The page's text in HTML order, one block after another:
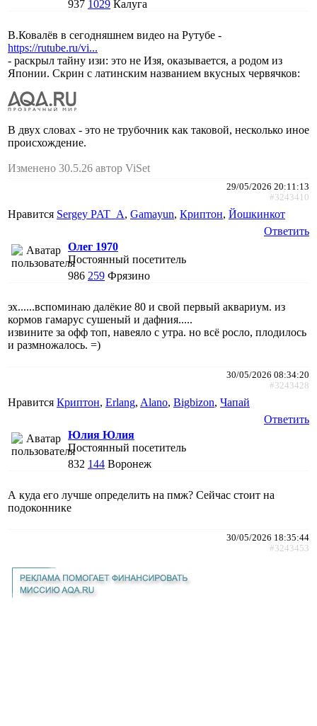
937 1029 Калуга
В.Ковалёв в сегодняшнем видео на Рутубе -
https://rutube.ru/vi...
- раскрыл тайну изи: это не Изя, оказывается, а родом из
Японии. Скрин с латинским названием вкусных червячков:
В двух словах - это не трубочник как таковой, несколько иное
происхождение.
Изменено 30.5.26 автор ViSet
29/05/2026 20:11:13
#3243410
Нравится Sergey PAT_A, Gamayun, Криптон, Йошкинкот
Ответить
Олег 1970
Постоянный посетитель
986 259 Фрязино
эх......вспоминаю далёкие 80 и свой первый аквариум. из
кормов гамарус сушеный и дафния.....
извините за офф топ, навеяло с утра. но всё росло, плодилось
и размножалось. =)
30/05/2026 08:34:20
#3243428
Нравится Криптон, Erlang, Alano, Bigbizon, Чапай
Ответить
Юлия Юлия
Постоянный посетитель
832 144 Воронеж
А куда его лучше определить на пмж? Сейчас стоит на
подоконнике
30/05/2026 18:35:44
#3243453